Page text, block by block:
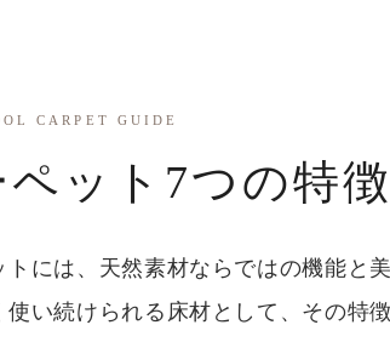
CARPET GUIDE
ット7つの特徴
には、天然素材ならではの機能と
い続けられる床材として、その特